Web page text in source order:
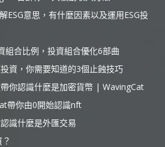
ESG意思，有什麼因素以及運用ESG投
組合比例，投資組合優化6部曲
資，你需要知道的3個止蝕技巧
帶你認識什麼是加密貨幣 | WavingCat
帶你由0開始認識nft
識什麼是外匯交易